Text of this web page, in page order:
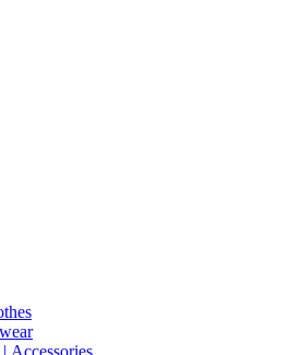
Accessories